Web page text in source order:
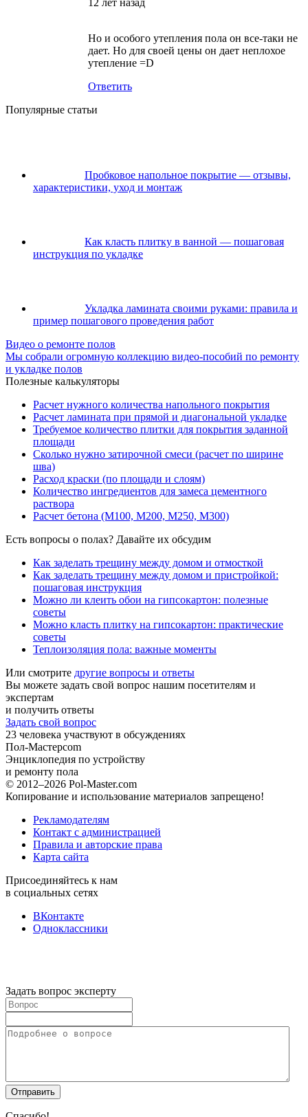
12 лет назад
Но и особого утепления пола он все-таки не
дает. Но для своей цены он дает неплохое
утепление =D
Ответить
Популярные статьи
Пробковое напольное покрытие — отзывы,
характеристики, уход и монтаж
Как класть плитку в ванной — пошаговая
инструкция по укладке
Укладка ламината своими руками: правила и
пример пошагового проведения работ
Видео о ремонте полов
Мы собрали огромную коллекцию видео-пособий по ремонту
и укладке полов
Полезные калькуляторы
Расчет нужного количества напольного покрытия
Расчет ламината при прямой и диагональной укладке
Требуемое количество плитки для покрытия заданной
площади
Сколько нужно затирочной смеси (расчет по ширине
шва)
Расход краски (по площади и слоям)
Количество ингредиентов для замеса цементного
раствора
Расчет бетона (М100, М200, М250, М300)
Есть вопросы о полах? Давайте их обсудим
Как заделать трещину между домом и отмосткой
Как заделать трещину между домом и пристройкой:
пошаговая инструкция
Можно ли клеить обои на гипсокартон: полезные
советы
Можно класть плитку на гипсокартон: практические
советы
Теплоизоляция пола: важные моменты
Или смотрите другие вопросы и ответы
Вы можете задать свой вопрос нашим посетителям и
экспертам
и получить ответы
Задать свой вопрос
23 человека участвуют в обсуждениях
Пол-Мастерcom
Энциклопедия по устройству
и ремонту пола
© 2012–2026 Pol-Master.com
Копирование и использование материалов запрещено!
Рекламодателям
Контакт с администрацией
Правила и авторские права
Карта сайта
Присоединяйтесь к нам
в социальных сетях
ВКонтакте
Одноклассники
Задать вопрос эксперту